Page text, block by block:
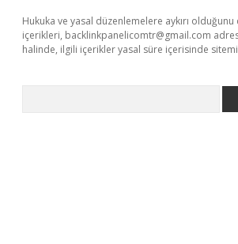
Hukuka ve yasal düzenlemelere aykırı
içerikleri, backlinkpanelicomtr@gmail.com
halinde, ilgili içerikler yasal süre içerisinde